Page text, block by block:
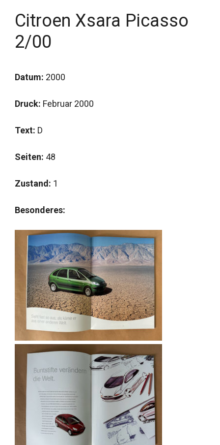
Citroen Xsara Picasso
2/00
Datum: 2000
Druck: Februar 2000
Text: D
Seiten: 48
Zustand: 1
Besonderes: